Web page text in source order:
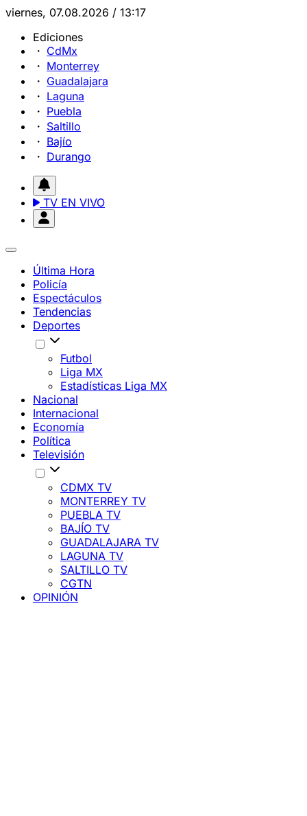
viernes, 07.08.2026 / 13:17
Ediciones
CdMx
Monterrey
Guadalajara
Laguna
Puebla
Saltillo
Bajío
Durango
TV EN VIVO
Última Hora
Policía
Espectáculos
Tendencias
Deportes
Futbol
Liga MX
Estadísticas Liga MX
Nacional
Internacional
Economía
Política
Televisión
CDMX TV
MONTERREY TV
PUEBLA TV
BAJÍO TV
GUADALAJARA TV
LAGUNA TV
SALTILLO TV
CGTN
OPINIÓN